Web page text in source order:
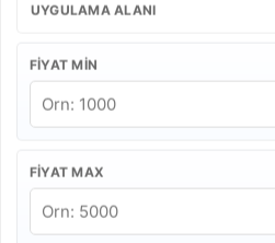
UYGULAMA ALANI
FIYAT MIN
FIYAT MAX
balon/ışık kullanımı,
mekanın ölçüsüne göre
salonlarda daha kompakt
alan ve büyük salonlarda
uygulanabilir.
Çocuk eğlencesi tarafında
boyama, yarışmalar,
veya mini show gibi
hizmetlerde yaş grubu,